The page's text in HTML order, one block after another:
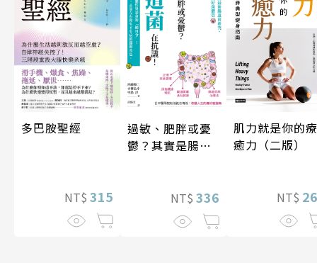
多巴胺聖經
NT$ 315
過敏、肥胖或憂
鬱？其實是腸道
NT$ 336
肌力就是你的療
癒力（二版）
NT$